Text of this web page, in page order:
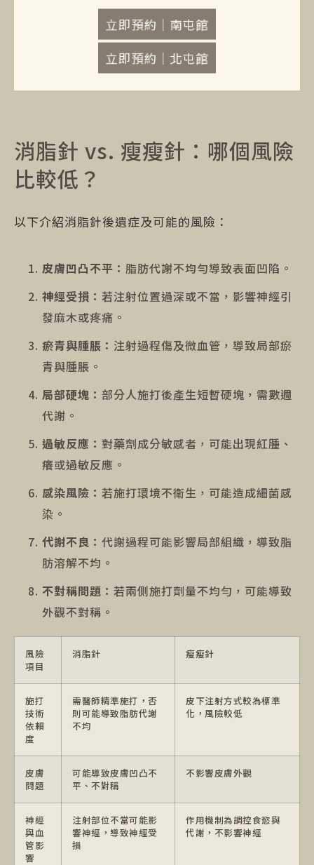
立即預約｜南屯館
立即預約｜北屯館
消脂針 vs. 瘦瘦針：哪個風險
比較低？
以下介紹消脂針後遺症及可能的風險：
皮膚凹凸不平： 脂肪代謝不均勻導致表面凹陷。
神經受損： 若注射位置過深或不當，影響神經引
發麻木或疼痛。
瘀青與腫脹： 注射過程傷及微血管，導致局部瘀
青與腫脹。
局部硬塊： 部分人施打後產生短暫硬塊，需數週
代謝。
過敏反應： 對藥劑成分敏感者，可能出現紅腫、
癢或過敏反應。
感染風險： 若施打環境不衛生，可能造成細菌感
染。
代謝不良： 代謝過程可能影響局部組織，導致脂
肪溶解不均。
不對稱問題： 若兩側施打劑量不均勻，可能導致
外觀不對稱。
風險
項目
消脂針 瘦瘦針
施打
技術
依賴
度
需醫師精準施打，否
則可能導致脂肪代謝
不均
皮下注射方式較為標準
化，風險較低
皮膚
問題
可能導致皮膚凹凸不
平、不對稱
不影響皮膚外觀
神經
與血
管影
響
注射部位不當可能影
響神經，導致神經受
損
作用機制為調控食慾與
代謝，不影響神經